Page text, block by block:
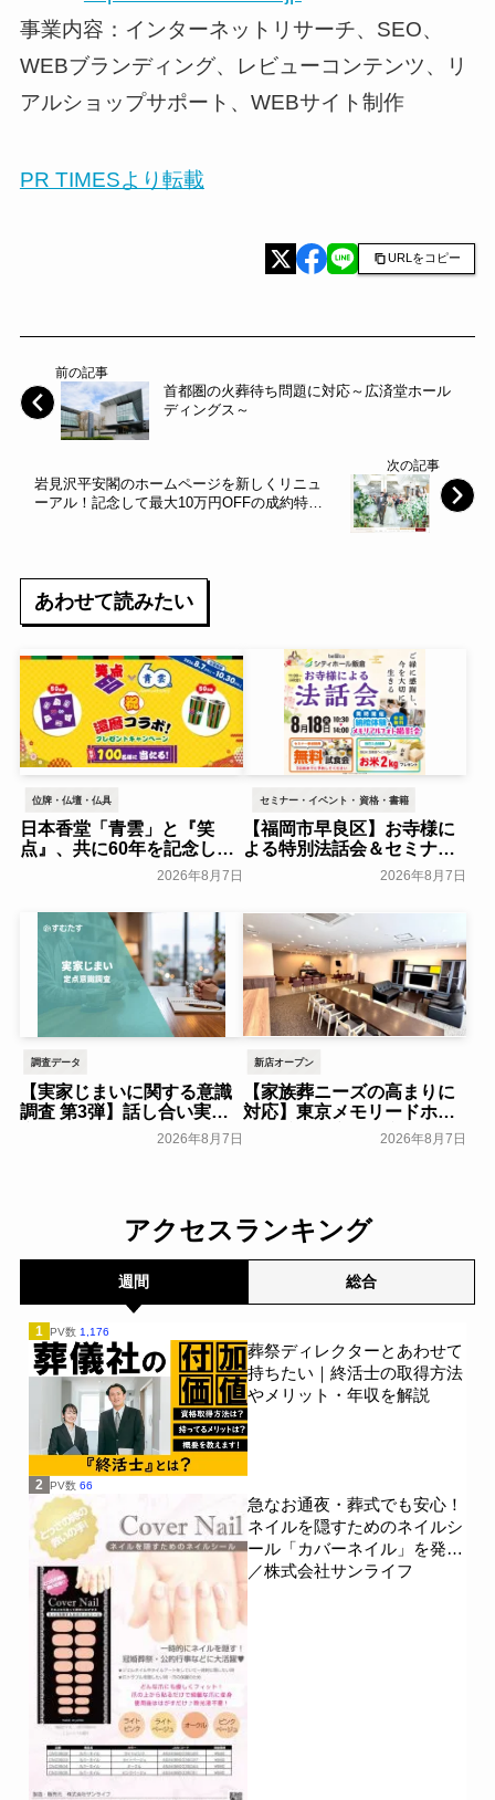
事業内容：インターネットリサーチ、SEO、
WEBブランディング、レビューコンテンツ、リ
アルショップサポート、WEBサイト制作
PR TIMESより転載
URLをコピー
前の記事
首都圏の火葬待ち問題に対応～広済堂ホール
ディングス～
次の記事
岩見沢平安閣のホームページを新しくリニュ
ーアル！記念して最大10万円OFFの成約特典
あわせて読みたい
位牌・仏壇・仏具
日本香堂「青雲」と『笑
点』、共に60年を記念した
初コラボ！オリジナルグッ
ズのプレゼントキャンペー
ンを実施～日本香堂～
一般公開
2026年8月7日
セミナー・イベント・資格・書籍
【福岡市早良区】お寺様に
よる特別法話会＆セミナー
特典「無料試食会」を8月
18日(月)にシティホール飯
一般公開
2026年8月7日
調査データ
【実家じまいに関する意識
調査 第3弾】話し合い実施
率は29.5％で前回から低
下。「大相続時代」でも家
2026年8月7日
新店オープン
【家族葬ニーズの高まりに
対応】東京メモリードホー
ルに貸切型家族葬空間『第
８ホール～Living～』オー
2026年8月7日
アクセスランキング
週間 総合
1 PV数 1,176
葬祭ディレクターとあわせて
持ちたい｜終活士の取得方法
やメリット・年収を解説
2 PV数 66
急なお通夜・葬式でも安心！
ネイルを隠すためのネイルシ
ール「カバーネイル」を発売
／株式会社サンライフ